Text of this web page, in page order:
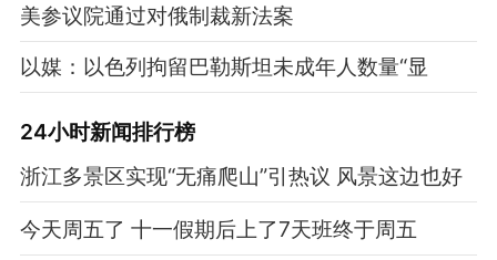
美参议院通过对俄制裁新法案
以媒：以色列拘留巴勒斯坦未成年人数量“显
24小时新闻排行榜
浙江多景区实现“无痛爬山”引热议 风景这边也好
今天周五了 十一假期后上了7天班终于周五